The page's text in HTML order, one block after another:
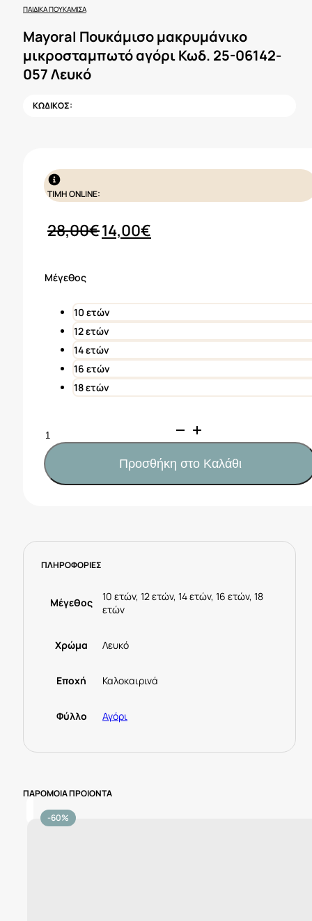
ΠΑΙΔΙΚΆ ΠΟΥΚΆΜΙΣΑ
Mayoral Πουκάμισο μακρυμάνικο
μικροσταμπωτό αγόρι Κωδ. 25-06142-
057 Λευκό
ΚΩΔΙΚΟΣ:
ΤΙΜΗ ONLINE:
28,00€Original
14,00€
Μέγεθος
10 ετών
12 ετών
14 ετών
16 ετών
18 ετών
Mayoral
Πουκάμισο
μακρυμάνικο
μικροσταμπωτό
αγόρι
Λευκό
Προσθήκη στο Καλάθι
ΠΛΗΡΟΦΟΡΙΕΣ
Μέγεθος
10 ετών, 12 ετών, 14 ετών, 16 ετών, 18
ετών
Χρώμα Λευκό
Εποχή Καλοκαιρινά
Φύλλο Αγόρι
ΠΑΡΟΜΟΙΑ ΠΡΟΙΟΝΤΑ
-60%